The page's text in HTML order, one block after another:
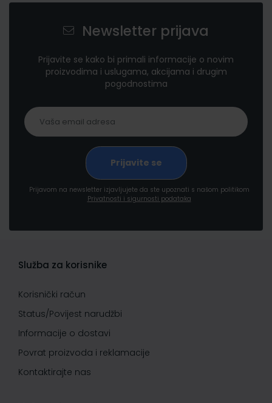
Newsletter prijava
Prijavite se kako bi primali informacije o novim
proizvodima i uslugama, akcijama i drugim
pogodnostima
Prijavom na newsletter izjavljujete da ste upoznati s našom politikom
Privatnosti i sigurnosti podataka
Služba za korisnike
Korisnički račun
Status/Povijest narudžbi
Informacije o dostavi
Povrat proizvoda i reklamacije
Kontaktirajte nas